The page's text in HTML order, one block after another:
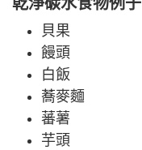
貝果
饅頭
白飯
蕎麥麵
蕃薯
芋頭